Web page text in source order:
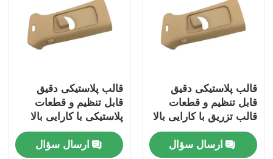
قالب پلاستیکی دقیق
قابل تنظیم و قطعات
قالب تزریق با کارایی بالا
ارسال سؤال
قالب پلاستیکی دقیق
قابل تنظیم و قطعات
پلاستیکی با کارایی بالا
برای کاربردهای صنعتی
ارسال سؤال